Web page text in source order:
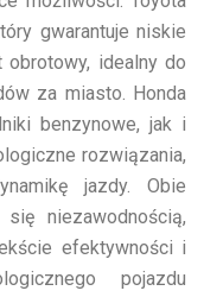
gwarantuje niskie
idealny do
za miasto. Honda
benzynowe, jak i
rozwiązania,
jazdy. Obie
niezawodnością,
efektywności i
pojazdu